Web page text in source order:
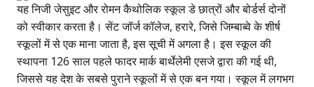
यह निजी जेसुइट और रोमन कैथोलिक स्कूल डे छात्रों और बोर्डर्स दोनों
को स्वीकार करता है। सेंट जॉर्ज कॉलेज, हरारे, जिसे जिम्बाब्वे के शीर्ष
स्कूलों में से एक माना जाता है, इस सूची में अगला है। इस स्कूल की
स्थापना 126 साल पहले फादर मार्क बार्थेलेमी एसजे द्वारा की गई थी,
जिससे यह देश के सबसे पुराने स्कूलों में से एक बन गया। स्कूल में लगभग